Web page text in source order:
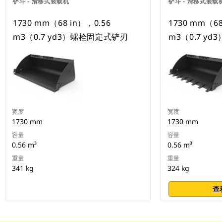
1730 mm（68 in），0.56
m3（0.7 yd3）螺栓固定式铲刃
宽度
1730 mm
容量
0.56 m³
重量
341 kg
1730 mm（
m3（0.7 yd3
宽度
1730 mm
容量
0.56 m³
重量
324 kg
查